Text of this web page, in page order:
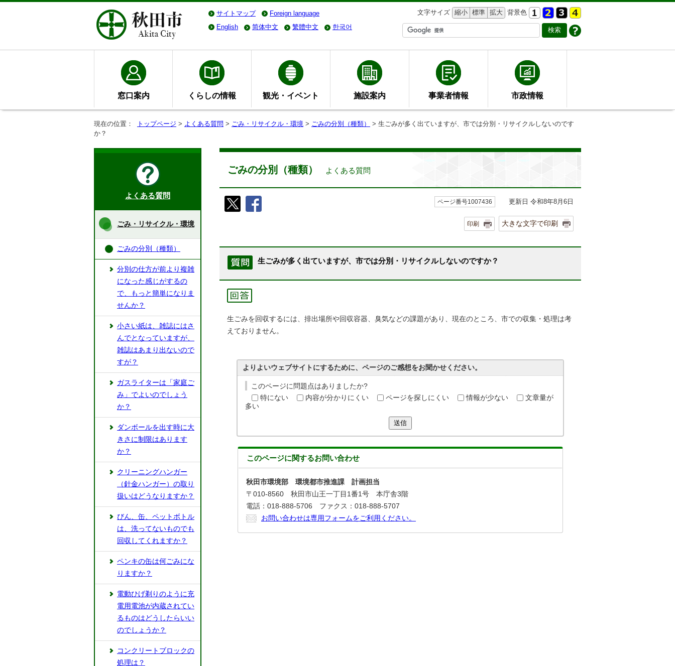
サイトマップ Foreign language 文字サイズ 縮小 標準 拡大 背景色
English
简体中文 繁體中文 한국어
窓口案内 くらしの情報 観光・イベント 施設案内 事業者情報 市政情報
現在の位置： トップページ > よくある質問 > ごみ・リサイクル・環境 > ごみの分別（種類）
> 生ごみが多く出ていますが、市では分別・リサイクルしないのです
か？
ごみの分別（種類） よくある質問
ページ番号1007436 更新日 令和8年8月6日
印刷 大きな文字で印刷
生ごみが多く出ていますが、市では分別・リサイクルしないのですか？
生ごみを回収するには、排出場所や回収容器、臭気などの課題があり、現在のところ、市での収集・処理は考
えておりません。
よりよいウェブサイトにするために、ページのご感想をお聞かせください。
このページに問題点はありましたか?
特にない
内容が分かりにくい ページを探しにくい 情報が少ない
文章量が
多い
送信
このページに関するお問い合わせ
秋田市環境部 環境都市推進課 計画担当
〒010-8560 秋田市山王一丁目1番1号 本庁舎3階
電話：018-888-5706 ファクス：018-888-5707
お問い合わせは専用フォームをご利用ください。
よくある質問
ごみ・リサイクル・環境
ごみの分別（種類）
分別の仕方が前より複雑
になった感じがするの
で、もっと簡単になりま
せんか？
小さい紙は、雑誌にはさ
んでとなっていますが、
雑誌はあまり出ないので
すが？
ガスライターは「家庭ご
み」でよいのでしょう
か？
ダンボールを出す時に大
きさに制限はあります
か？
クリーニングハンガー
（針金ハンガー）の取り
扱いはどうなりますか？
びん、缶、ペットボトル
は、洗ってないものでも
回収してくれますか？
ペンキの缶は何ごみにな
りますか？
電動ひげ剃りのように充
電用電池が内蔵されてい
るものはどうしたらいい
のでしょうか？
コンクリートブロックの
処理は？